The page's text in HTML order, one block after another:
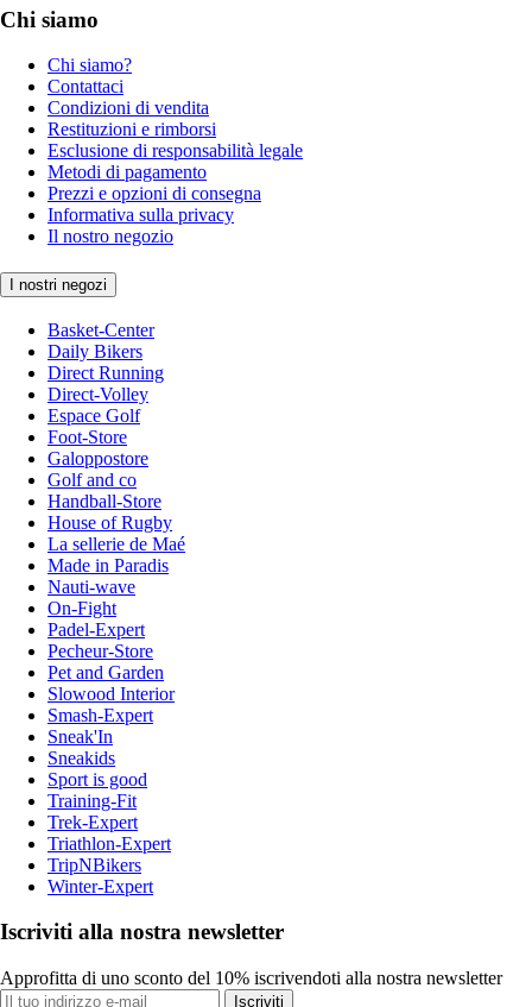
Chi siamo
Chi siamo?
Contattaci
Condizioni di vendita
Restituzioni e rimborsi
Esclusione di responsabilità legale
Metodi di pagamento
Prezzi e opzioni di consegna
Informativa sulla privacy
Il nostro negozio
I nostri negozi
Basket-Center
Daily Bikers
Direct Running
Direct-Volley
Espace Golf
Foot-Store
Galoppostore
Golf and co
Handball-Store
House of Rugby
La sellerie de Maé
Made in Paradis
Nauti-wave
On-Fight
Padel-Expert
Pecheur-Store
Pet and Garden
Slowood Interior
Smash-Expert
Sneak'In
Sneakids
Sport is good
Training-Fit
Trek-Expert
Triathlon-Expert
TripNBikers
Winter-Expert
Iscriviti alla nostra newsletter
Approfitta di uno sconto del 10% iscrivendoti alla nostra newsletter
Iscriviti